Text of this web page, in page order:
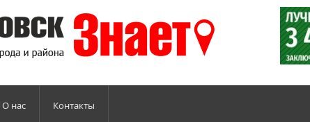
О нас Контакты